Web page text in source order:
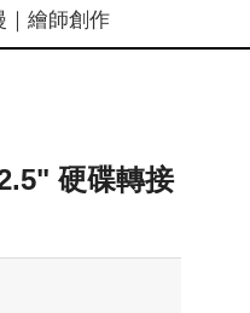
｜繪師創作
硬碟轉接